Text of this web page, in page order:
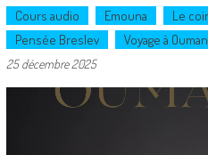
Cours audio Emouna Le
Pensée Breslev
Voyage à Ouman
25 décembre 2025